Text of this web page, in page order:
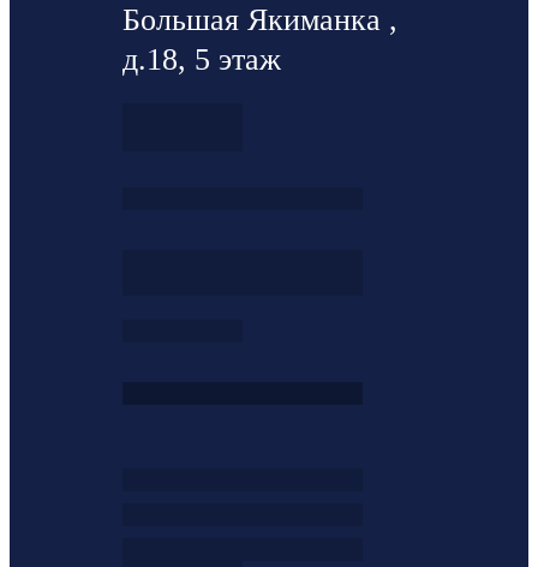
Большая Якиманка ,
д.18, 5 этаж